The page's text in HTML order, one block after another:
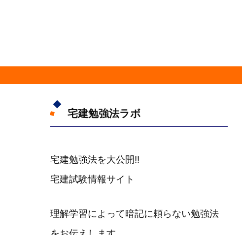
宅建勉強法ラボ
宅建勉強法を大公開!!
宅建試験情報サイト
理解学習によって暗記に頼らない勉強法